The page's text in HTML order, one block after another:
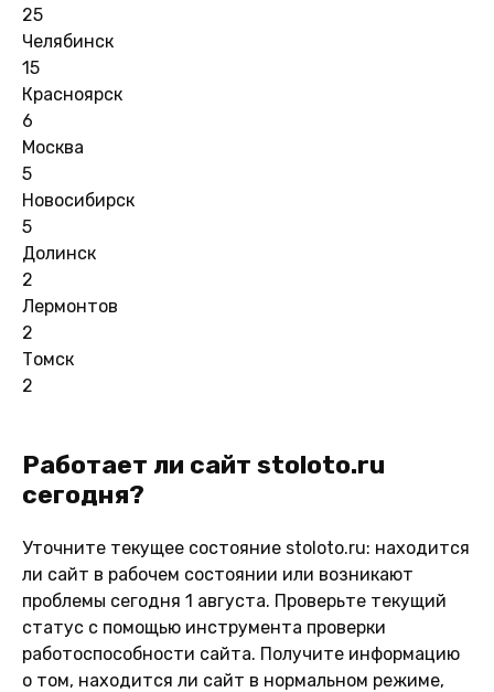
25
Челябинск
15
Красноярск
6
Москва
5
Новосибирск
5
Долинск
2
Лермонтов
2
Томск
2
Работает ли сайт stoloto.ru
сегодня?
Уточните текущее состояние stoloto.ru: находится
ли сайт в рабочем состоянии или возникают
проблемы сегодня 1 августа. Проверьте текущий
статус с помощью инструмента проверки
работоспособности сайта. Получите информацию
о том, находится ли сайт в нормальном режиме,